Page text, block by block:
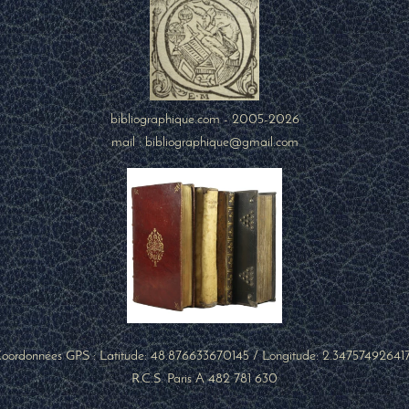
bibliographique.com - 2005-2026
mail : bibliographique@gmail.com
GPS : Latitude:48.876633670145/ Longitude:
R.C.S. Paris A 482 781 630